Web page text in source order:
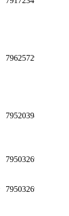
79625729131
79520398060
79503269970
79503269970